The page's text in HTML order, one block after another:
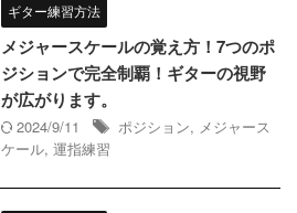
ギター練習方法
メジャースケールの覚え方！7つのポ
ジションで完全制覇！ギターの視野
が広がります。
2024/9/11 ポジション, メジャース
ケール, 運指練習